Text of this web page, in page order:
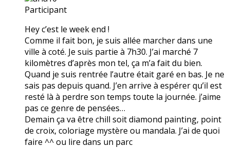
Participant
Hey c’est le week end !
Comme il fait bon, je suis allée marcher dans une
ville à coté. Je suis partie à 7h30. J’ai marché 7
kilomètres d’après mon tel, ça m’a fait du bien.
Quand je suis rentrée l’autre était garé en bas. Je ne
sais pas depuis quand. J’en arrive à espérer qu’il est
resté là à perdre son temps toute la journée. j’aime
pas ce genre de pensées…
Demain ça va être chill soit diamond painting, point
de croix, coloriage mystère ou mandala. J’ai de quoi
faire ^^ ou lire dans un parc